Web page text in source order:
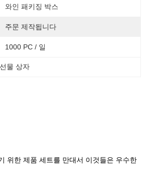
와인 패키징 박스
주문 제작됩니다
1000 PC / 일
물 상자
위한 제품 세트를 만대서 이것들은 우수한